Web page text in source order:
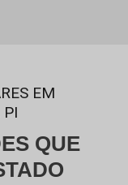
EM
PI
QUE